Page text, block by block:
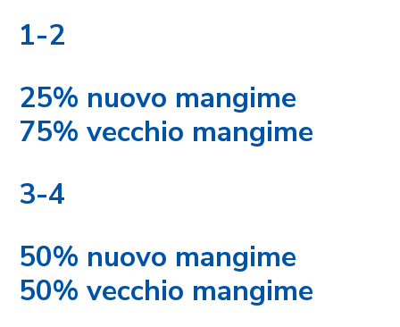
1-2
25% nuovo mangime
75% vecchio mangime
3-4
50% nuovo mangime
50% vecchio mangime